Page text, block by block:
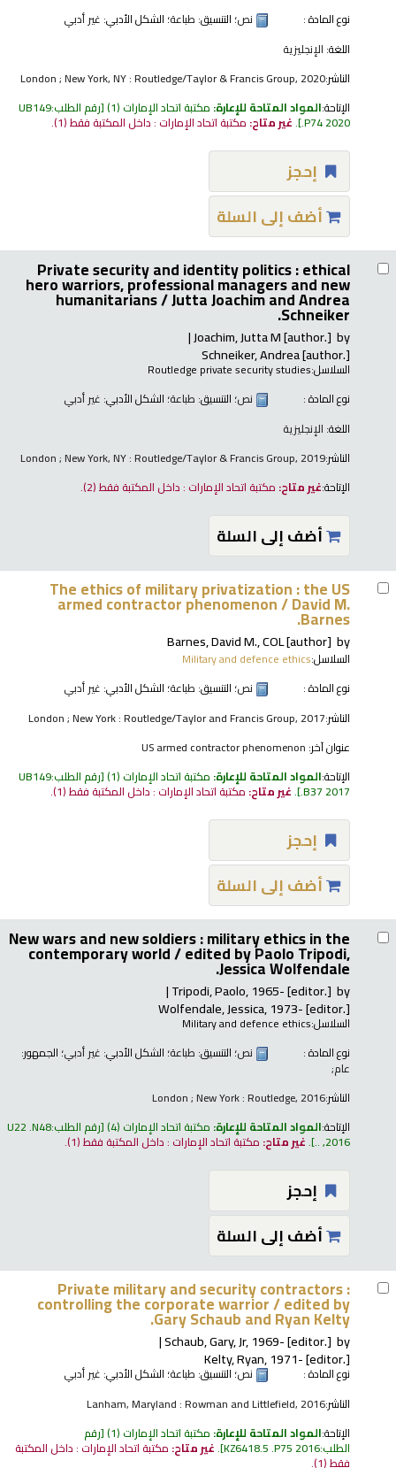
نوع المادة :
نص؛ التنسيق: طباعة؛ الشكل الأدبي: غير أدبي
اللغة: الإنجليزية
الناشر:London ; New York, NY : Routledge/Taylor & Francis Group, 2020
الإتاحة:المواد المتاحة للإعارة: مكتبة اتحاد الإمارات (1) رقم الطلب:UB149
.P74 2020
.غير متاح: مكتبة اتحاد الإمارات : داخل المكتبة فقط(1).
إحجز
أضف إلى السلة
Private security and identity politics : ethical
hero warriors, professional managers and new
humanitarians /Jutta Joachim and Andrea
Schneiker.
by
Joachim, Jutta M[author.]
Schneiker, Andrea[author.]
السلاسل:Routledge private security studies
نوع المادة :
نص؛ التنسيق: طباعة؛ الشكل الأدبي: غير أدبي
اللغة: الإنجليزية
الناشر:London ; New York, NY : Routledge/Taylor & Francis Group, 2019
الإتاحة:غير متاح: مكتبة اتحاد الإمارات : داخل المكتبة فقط(2).
أضف إلى السلة
The ethics of military privatization : the US
armed contractor phenomenon /David M.
Barnes.
by
Barnes, David M., COL[author]
السلاسل:Military and defence ethics
نوع المادة :
نص؛ التنسيق: طباعة؛ الشكل الأدبي: غير أدبي
الناشر:London ; New York : Routledge/Taylor and Francis Group, 2017
عنوان آخر: US armed contractor phenomenon
الإتاحة:المواد المتاحة للإعارة: مكتبة اتحاد الإمارات (1) رقم الطلب:UB149
.B37 2017
.غير متاح: مكتبة اتحاد الإمارات : داخل المكتبة فقط(1).
إحجز
أضف إلى السلة
New wars and new soldiers : military ethics in the
contemporary world /edited by Paolo Tripodi,
Jessica Wolfendale.
by
Tripodi, Paolo, 1965-[editor.]
Wolfendale, Jessica, 1973-[editor.]
السلاسل:Military and defence ethics
نوع المادة :
نص؛ التنسيق: طباعة؛ الشكل الأدبي: غير أدبي؛ الجمهور:
عام;
الناشر:London ; New York : Routledge, 2016
الإتاحة:المواد المتاحة للإعارة: مكتبة اتحاد الإمارات (4) رقم الطلب:U22 .N48
2016, ..
.غير متاح: مكتبة اتحاد الإمارات : داخل المكتبة فقط(1).
إحجز
أضف إلى السلة
Private military and security contractors :
controlling the corporate warrior /edited by
Gary Schaub and Ryan Kelty.
by
Schaub, Gary, Jr, 1969-[editor.]
Kelty, Ryan, 1971-[editor.]
نوع المادة : نص؛ التنسيق: طباعة؛ الشكل الأدبي: غير أدبي
الناشر:Lanham, Maryland : Rowman and Littlefield, 2016
الإتاحة:المواد المتاحة للإعارة: مكتبة اتحاد الإمارات (1) رقم
الطلب:KZ6418.5 .P75 2016
.غير متاح: مكتبة اتحاد الإمارات : داخل المكتبة
فقط(1).